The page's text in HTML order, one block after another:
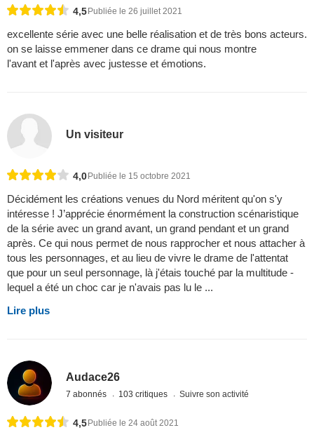
4,5Publiée le 26 juillet 2021
excellente série avec une belle réalisation et de très bons acteurs.
on se laisse emmener dans ce drame qui nous montre
l'avant et l'après avec justesse et émotions.
Un visiteur
4,0 Publiée le 15 octobre 2021
Décidément les créations venues du Nord méritent qu'on s'y
intéresse ! J’apprécie énormément la construction scénaristique
de la série avec un grand avant, un grand pendant et un grand
après. Ce qui nous permet de nous rapprocher et nous attacher à
tous les personnages, et au lieu de vivre le drame de l'attentat
que pour un seul personnage, là j'étais touché par la multitude -
lequel a été un choc car je n'avais pas lu le ...
Lire plus
Audace26
7 abonnés 103 critiques Suivre son activité
4,5 Publiée le 24 août 2021